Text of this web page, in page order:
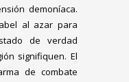
demoníaca.
al azar para
de verdad
signifiquen. El
de combate